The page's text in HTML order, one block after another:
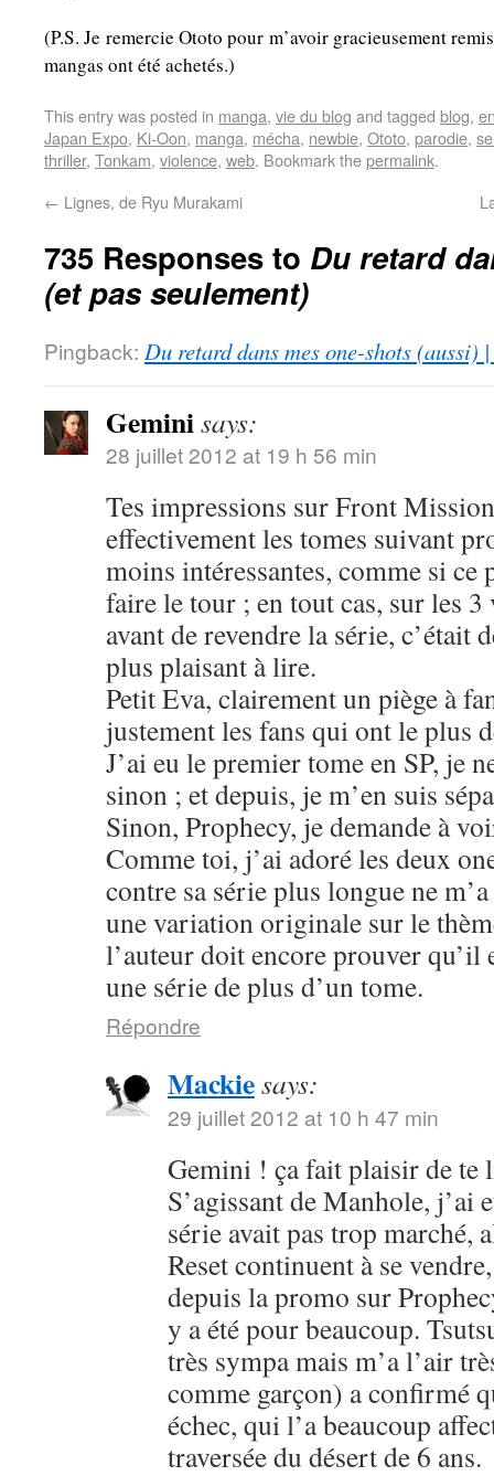
(P.S. Je remercie Ototo pour m’avoir gracieusement
mangas ont été achetés.)
This entry was posted in manga, vie du blog and tagged blog,
Japan Expo, Ki-Oon, manga, mécha, newbie, Ototo, parodie,
thriller, Tonkam, violence, web. Bookmark thepermalink.
← Lignes, de Ryu Murakami
735 Responses to Du retard
(et pas seulement)
Pingback: Du retard dans mes one-shots (aussi)
Geminisays:
28 juillet 2012 at 19 h 56 min
Tes impressions sur Front
effectivement les tomes suivant
moins intéressantes, comme si
faire le tour ; en tout cas, sur les
avant de revendre la série, c’était
plus plaisant à lire.
Petit Eva, clairement un piège à
justement les fans qui ont le plus
J’ai eu le premier tome en SP, je
sinon ; et depuis, je m’en suis
Sinon, Prophecy, je demande à
Comme toi, j’ai adoré les deux
contre sa série plus longue ne
une variation originale sur le
l’auteur doit encore prouver qu’il
une série de plus d’un tome.
Répondre
Mackiesays:
29 juillet 2012 at 10 h 47 min
Gemini ! ça fait plaisir de te
S’agissant de Manhole,
série avait pas trop marché,
Reset continuent à se
depuis la promo sur
y a été pour beaucoup.
très sympa mais m’a l’air
comme garçon) a confirmé
échec, qui l’a beaucoup
traversée du désert de 6 ans.